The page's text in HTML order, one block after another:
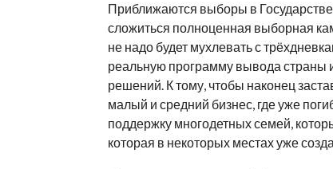
Приближаются выборы в
сложиться полноценная выборная
не надо будет мухлевать с
реальную программу вывода
решений. К тому, чтобы наконец
малый и средний бизнес, где уже
поддержку многодетных семей,
которая в некоторых местах уже